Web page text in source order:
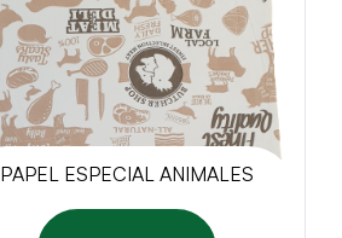
PAPEL ESPECIAL ANIMALES